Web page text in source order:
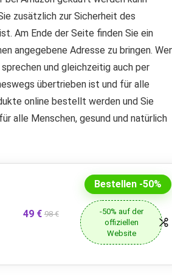
zusätzlich zur Sicherheit des
Am Ende der Seite finden Sie ein
angegebene Adresse zu bringen.
und gleichzeitig auch per
übertrieben ist und für alle
online bestellt werden und Sie
alle Menschen, gesund und natürlich
49 € 98 €
Bestellen -50%
-50% auf der
offiziellen
Website